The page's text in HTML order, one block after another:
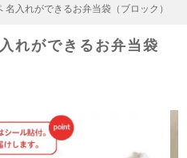
名入れができるお弁当袋（ブロック）
れができるお弁当袋